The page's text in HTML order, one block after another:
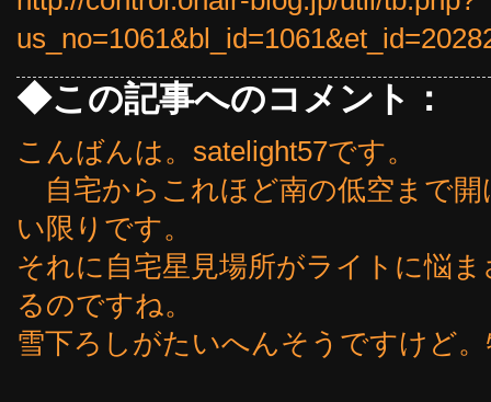
◆この記事へのコメント：
こんばんは。satelight57です。
自宅からこれほど南の低空まで
い限りです。
それに自宅星見場所がライトに悩
るのですね。
雪下ろしがたいへんそうですけど